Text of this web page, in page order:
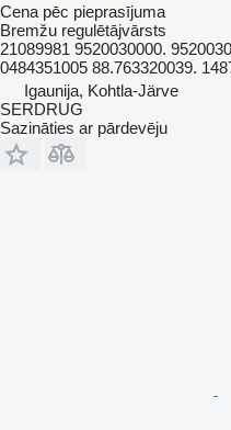
Cena pēc pieprasījuma
Bremžu regulētājvārsts
21089981 9520030000.
0484351005 88.763320039.
Igaunija, Kohtla-Järve
SERDRUG
Sazināties ar pārdevēju